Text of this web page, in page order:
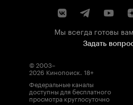
Мы всегда готовы
Задать
© 2003–
2026 Кинопоиск. 18+
Федеральные каналы
доступны для бесплатного
просмотра круглосуточно